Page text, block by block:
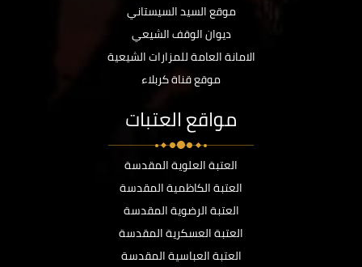
موقع السيد السيستاني
ديوان الوقف الشيعي
الامانة العامة للمزارات الشيعية
موقع قناة كربلاء
مواقع العتبات
العتبة العلوية المقدسة
العتبة الكاظمية المقدسة
العتبة الرضوية المقدسة
العتبة العسكرية المقدسة
العتبة العباسية المقدسة